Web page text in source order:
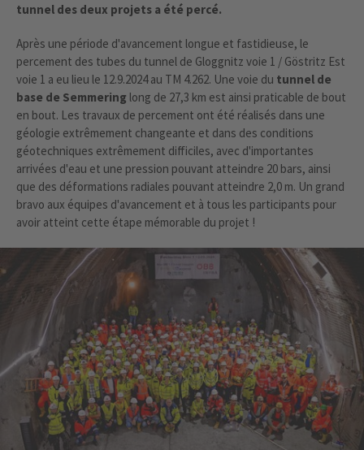
tunnel des deux projets a été percé.
Après une période d'avancement longue et fastidieuse, le
percement des tubes du tunnel de Gloggnitz voie 1 / Göstritz Est
voie 1 a eu lieu le 12.9.2024 au TM 4.262. Une voie du tunnel de
base de Semmering long de 27,3 km est ainsi praticable de bout
en bout. Les travaux de percement ont été réalisés dans une
géologie extrêmement changeante et dans des conditions
géotechniques extrêmement difficiles, avec d'importantes
arrivées d'eau et une pression pouvant atteindre 20 bars, ainsi
que des déformations radiales pouvant atteindre 2,0 m. Un grand
bravo aux équipes d'avancement et à tous les participants pour
avoir atteint cette étape mémorable du projet !